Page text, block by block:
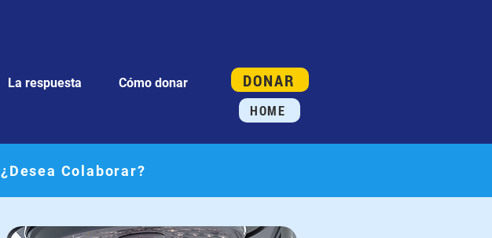
La respuesta Cómo donar DONAR
HOME
¿Desea Colaborar?